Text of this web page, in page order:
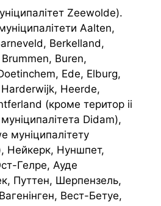
Zeewolde).
Berkelland,
Buren,
Ede, Elburg,
Harderwijk, Heerde,
(кроме територ іі
Didam),
муніципалітету
Нейкерк, Нуншпет,
Гелре, Ауде
Путтен, Шерпензель,
Вест-Бетуе,